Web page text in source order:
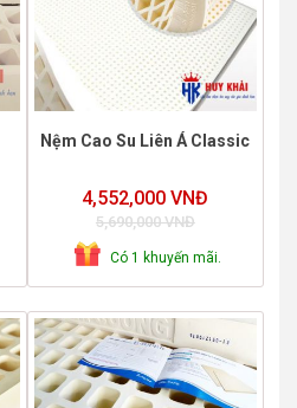
Nệm Cao Su Liên Á Classic
4,552,000 VNĐ
5,690,000 VNĐ
Có 1 khuyến mãi.